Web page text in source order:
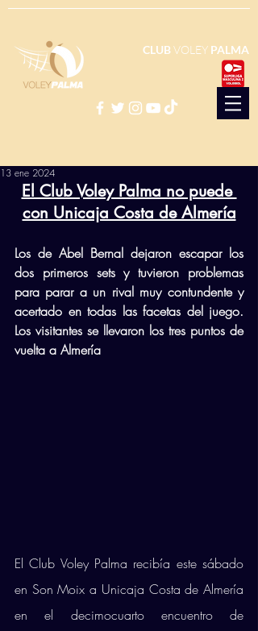
CLUBVOLEY PALMA
13 ene 2024
El Club Voley Palma no puede
con Unicaja Costa de Almería
Los de Abel Bernal dejaron escapar los
dos primeros sets y tuvieron problemas
para parar a un rival muy contundente y
acertado en todas las facetas del juego.
Los visitantes se llevaron los tres puntos de
vuelta a Almería
El Club Voley Palma recibía este sábado
en Son Moix a Unicaja Costa de Almería
en el decimocuarto encuentro de